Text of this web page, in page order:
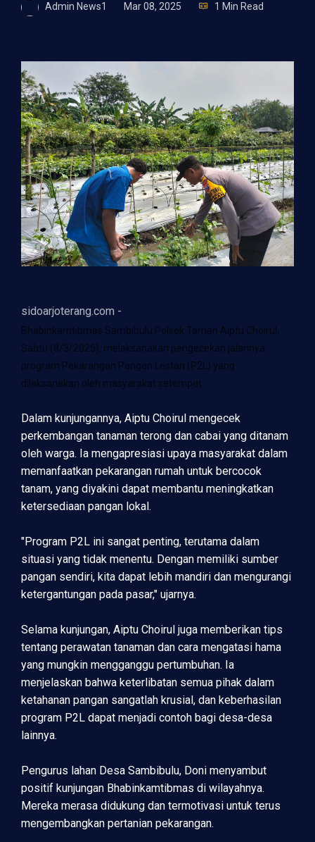
Admin News1 Mar 08, 2025 1 Min Read
sidoarjoterang.com -
Bhabinkamtibmas Sambibulu Polsek Taman Aiptu Choirul,
Sabtu (8/3/2025), melaksanakan pengecekan jalannya
program Pekarangan Pangan Lestari (P2L) yang
dilaksanakan oleh masyarakat setempat.
Dalam kunjungannya, Aiptu Choirul mengecek
perkembangan tanaman terong dan cabai yang ditanam
oleh warga. Ia mengapresiasi upaya masyarakat dalam
memanfaatkan pekarangan rumah untuk bercocok
tanam, yang diyakini dapat membantu meningkatkan
ketersediaan pangan lokal.
"Program P2L ini sangat penting, terutama dalam
situasi yang tidak menentu. Dengan memiliki sumber
pangan sendiri, kita dapat lebih mandiri dan mengurangi
ketergantungan pada pasar," ujarnya.
Selama kunjungan, Aiptu Choirul juga memberikan tips
tentang perawatan tanaman dan cara mengatasi hama
yang mungkin mengganggu pertumbuhan. Ia
menjelaskan bahwa keterlibatan semua pihak dalam
ketahanan pangan sangatlah krusial, dan keberhasilan
program P2L dapat menjadi contoh bagi desa-desa
lainnya.
Pengurus lahan Desa Sambibulu, Doni menyambut
positif kunjungan Bhabinkamtibmas di wilayahnya.
Mereka merasa didukung dan termotivasi untuk terus
mengembangkan pertanian pekarangan.